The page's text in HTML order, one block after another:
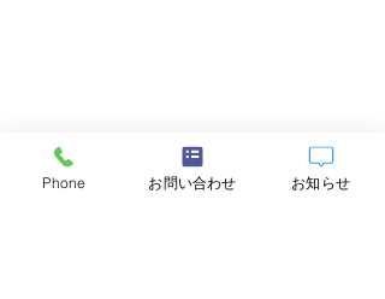
Phone お問い合わせ お知らせ